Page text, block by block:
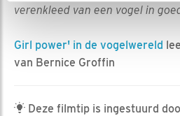
verenkleed van een vogel in
Girl power' in de vogelwereld
van Bernice Groffin
Deze filmtip is ingestuurd